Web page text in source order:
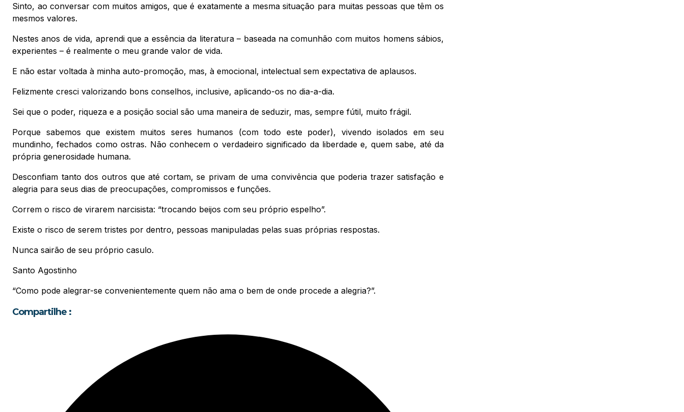
Sinto, ao conversar com muitos amigos, que é exatamente a mesma situação para muitas pessoas que têm os
mesmos valores.
Nestes anos de vida, aprendi que a essência da literatura – baseada na comunhão com muitos homens sábios,
experientes – é realmente o meu grande valor de vida.
E não estar voltada à minha auto-promoção, mas, à emocional, intelectual sem expectativa de aplausos.
Felizmente cresci valorizando bons conselhos, inclusive, aplicando-os no dia-a-dia.
Sei que o poder, riqueza e a posição social são uma maneira de seduzir, mas, sempre fútil, muito frágil.
Porque sabemos que existem muitos seres humanos (com todo este poder), vivendo isolados em seu
mundinho, fechados como ostras. Não conhecem o verdadeiro significado da liberdade e, quem sabe, até da
própria generosidade humana.
Desconfiam tanto dos outros que até cortam, se privam de uma convivência que poderia trazer satisfação e
alegria para seus dias de preocupações, compromissos e funções.
Correm o risco de virarem narcisista: “trocando beijos com seu próprio espelho”.
Existe o risco de serem tristes por dentro, pessoas manipuladas pelas suas próprias respostas.
Nunca sairão de seu próprio casulo.
Santo Agostinho
“Como pode alegrar-se convenientemente quem não ama o bem de onde procede a alegria?”.
Compartilhe :